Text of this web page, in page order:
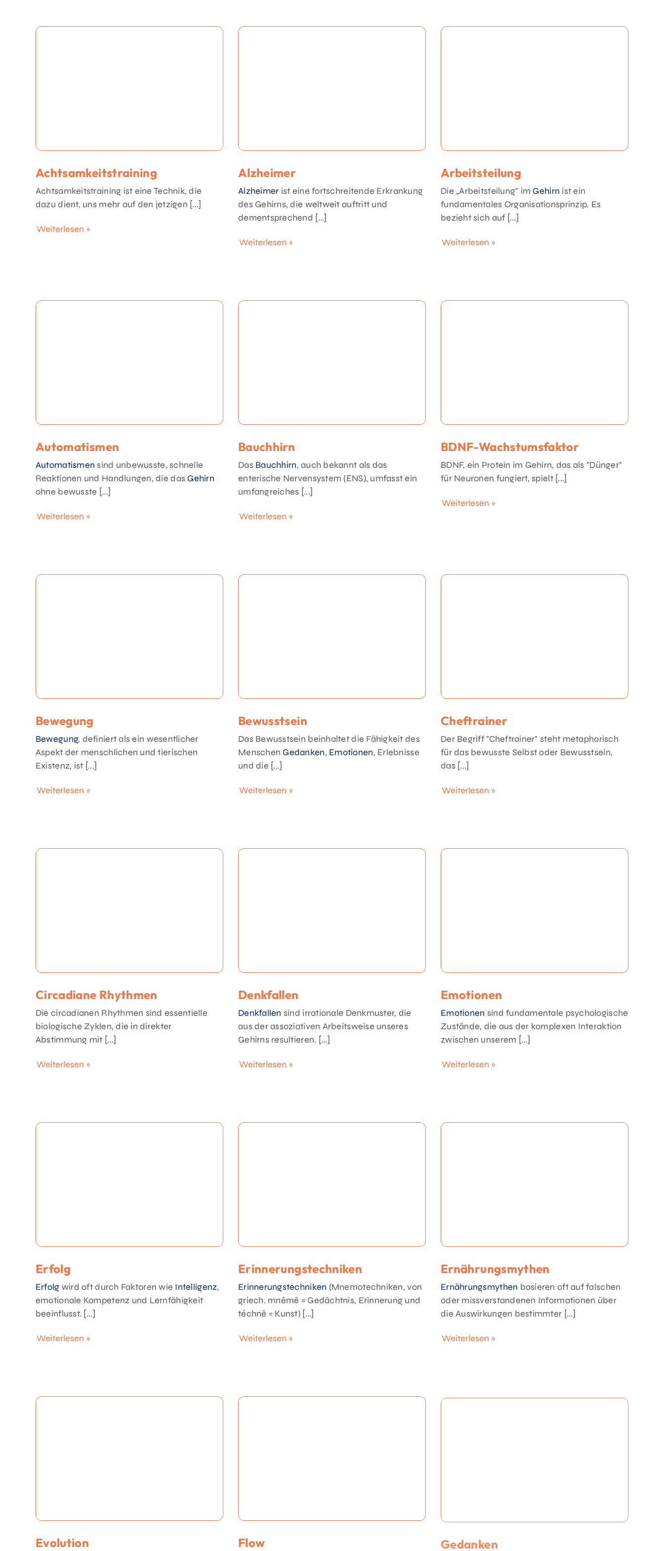
Achtsamkeitstraining
Achtsamkeitstraining ist eine Technik, die
dazu dient, uns mehr auf den jetzigen [...]
Weiterlesen »
Alzheimer
Alzheimer ist eine fortschreitende Erkrankung
des Gehirns, die weltweit auftritt und
dementsprechend [...]
Weiterlesen »
Arbeitsteilung
Die „Arbeitsteilung" im Gehirn ist ein
fundamentales Organisationsprinzip. Es
bezieht sich auf [...]
Weiterlesen »
Automatismen
Automatismen sind unbewusste, schnelle
Reaktionen und Handlungen, die das Gehirn
ohne bewusste [...]
Weiterlesen »
Bauchhirn
Das Bauchhirn, auch bekannt als das
enterische Nervensystem (ENS), umfasst ein
umfangreiches [...]
Weiterlesen »
BDNF-Wachstumsfaktor
BDNF, ein Protein im Gehirn, das als "Dünger"
für Neuronen fungiert, spielt [...]
Weiterlesen »
Bewegung
Bewegung, definiert als ein wesentlicher
Aspekt der menschlichen und tierischen
Existenz, ist [...]
Weiterlesen »
Bewusstsein
Das Bewusstsein beinhaltet die Fähigkeit des
Menschen Gedanken, Emotionen, Erlebnisse
und die [...]
Weiterlesen »
Cheftrainer
Der Begriff "Cheftrainer" steht metaphorisch
für das bewusste Selbst oder Bewusstsein,
das [...]
Weiterlesen »
Circadiane Rhythmen
Die circadianen Rhythmen sind essentielle
biologische Zyklen, die in direkter
Abstimmung mit [...]
Weiterlesen »
Denkfallen
Denkfallen sind irrationale Denkmuster, die
aus der assoziativen Arbeitsweise unseres
Gehirns resultieren. [...]
Weiterlesen »
Emotionen
Emotionen sind fundamentale psychologische
Zustände, die aus der komplexen Interaktion
zwischen unserem [...]
Weiterlesen »
Erfolg
Erfolg wird oft durch Faktoren wie Intelligenz,
emotionale Kompetenz und Lernfähigkeit
beeinflusst. [...]
Weiterlesen »
Erinnerungstechniken
Erinnerungstechniken (Mnemotechniken, von
griech. mnēmē = Gedächtnis, Erinnerung und
téchnē = Kunst) [...]
Weiterlesen »
Ernährungsmythen
Ernährungsmythen basieren oft auf falschen
oder missverstandenen Informationen über
die Auswirkungen bestimmter [...]
Weiterlesen »
Evolution Flow Gedanken